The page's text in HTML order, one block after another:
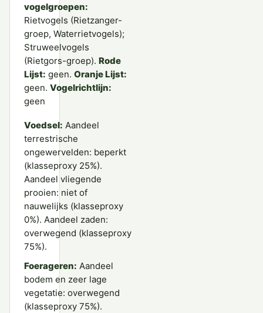
vogelgroepen:
Rietvogels (Rietzanger-
groep, Waterrietvogels);
Struweelvogels
(Rietgors-groep). Rode
Lijst: geen. Oranje Lijst:
geen. Vogelrichtlijn:
geen
Voedsel: Aandeel
terrestrische
ongewervelden: beperkt
(klasseproxy 25%).
Aandeel vliegende
prooien: niet of
nauwelijks (klasseproxy
0%). Aandeel zaden:
overwegend (klasseproxy
75%).
Foerageren: Aandeel
bodem en zeer lage
vegetatie: overwegend
(klasseproxy 75%).